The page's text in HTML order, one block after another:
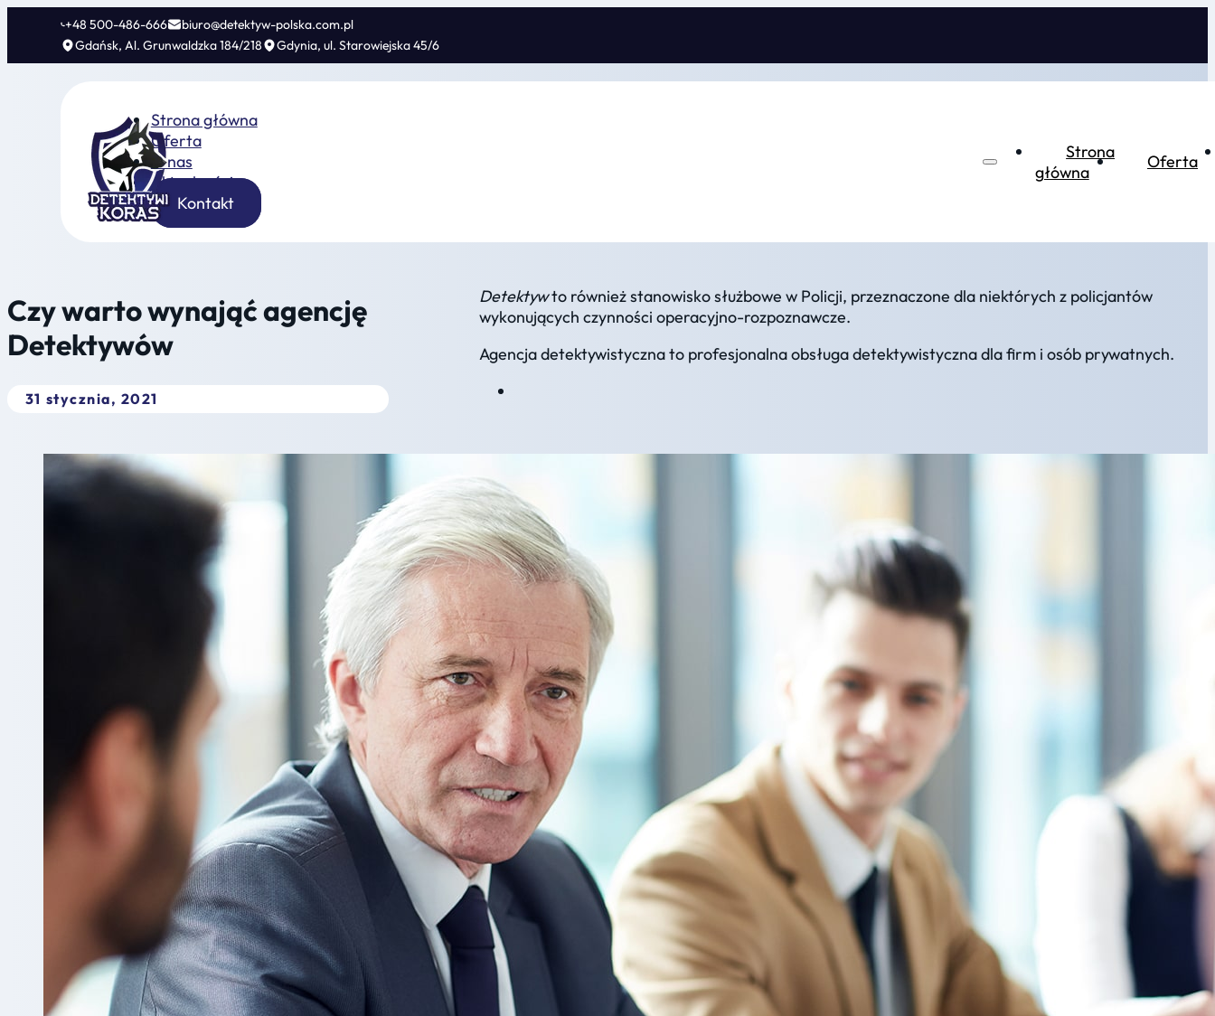
+48 500-486-666
biuro@detektyw-polska.com.pl
Gdańsk, Al. Grunwaldzka 184/218
Gdynia, ul. Starowiejska 45/6
Strona główna
Oferta
O nas
Aktualności
Kontakt
Strona
główna
Oferta
Czy warto wynająć agencję
Detektywów
31 stycznia, 2021
Detektywto również stanowisko służbowe w Policji, przeznaczone dla niektórych z policjantów
wykonujących czynności operacyjno-rozpoznawcze.
Agencja detektywistyczna to profesjonalna obsługa detektywistyczna dla firm i osób prywatnych.